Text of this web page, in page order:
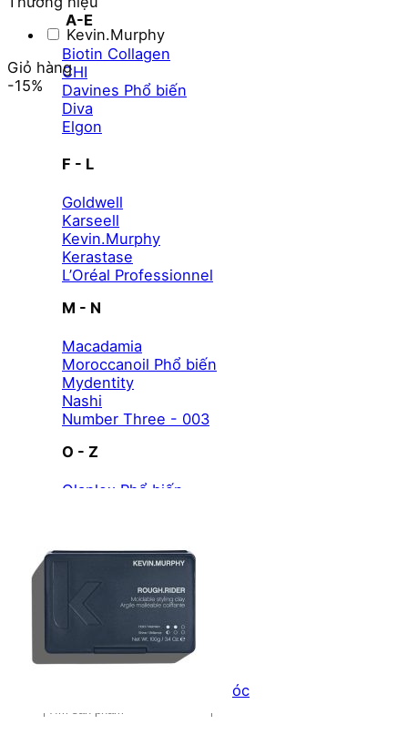
A-E
Biotin Collagen
CHI
Davines
Diva
Elgon
F - L
Goldwell
Karseell
Kevin.Murphy
Kerastase
L’Oréal Professionnel
M - N
Macadamia
Moroccanoil
Mydentity
Nashi
Number Three - 003
O - Z
Olaplex
Siêu Sale cuối năm
Giới thiệu
Liên Hệ
Review
Kiến thức chăm sóc tóc
Kevin.Murphy
Giỏ hàng
-15%